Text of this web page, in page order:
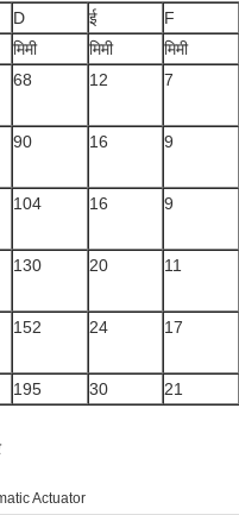
D ई F
मिमी मिमी मिमी
68 12 7
90 16 9
104 16 9
130 20 11
152 24 17
195 30 21
Actuator